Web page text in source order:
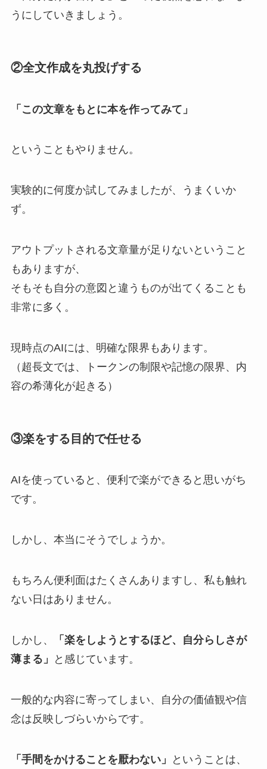
うにしていきましょう。
②全文作成を丸投げする
「この文章をもとに本を作ってみて」
ということもやりません。
実験的に何度か試してみましたが、うまくいか
ず。
アウトプットされる文章量が足りないということ
もありますが、
そもそも自分の意図と違うものが出てくることも
非常に多く。
現時点のAIには、明確な限界もあります。
（超長文では、トークンの制限や記憶の限界、内
容の希薄化が起きる）
③楽をする目的で任せる
AIを使っていると、便利で楽ができると思いがち
です。
しかし、本当にそうでしょうか。
もちろん便利面はたくさんありますし、私も触れ
ない日はありません。
しかし、
「楽をしようとするほど、自分らしさが
薄まる」
と感じています。
一般的な内容に寄ってしまい、自分の価値観や信
念は反映しづらいからです。
「手間をかけることを厭わない」
ということは、